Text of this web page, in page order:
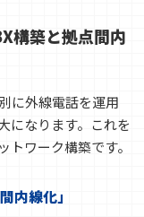
構築と拠点間内
に外線電話を運用
になります。これを
ワーク構築です。
内線化」